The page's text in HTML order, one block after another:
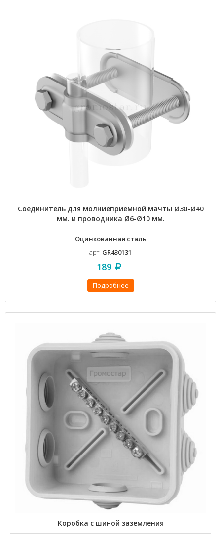
Соединитель для молниеприёмной мачты Ø30-Ø40
мм. и проводника Ø6-Ø10 мм.
Оцинкованная сталь
арт. GR430131
189
Подробнее
Коробка с шиной заземления